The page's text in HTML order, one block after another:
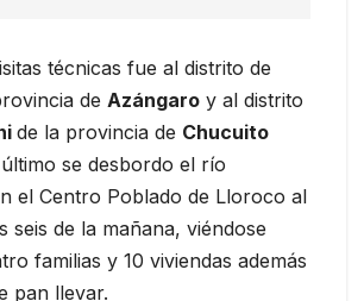
técnicas fue al distrito de
de Azángaro y al distrito
de la provincia de Chucuito
se desbordo el río
el Centro Poblado de Lloroco al
seis de la mañana, viéndose
familias y 10 viviendas además
pan llevar.